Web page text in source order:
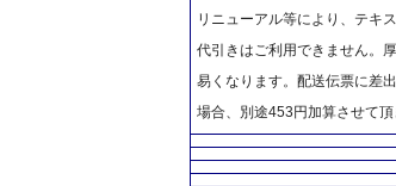
リニューアル等により、テキ
代引きはご利用できません。
易くなります。配送伝票に差
場合、別途453円加算させて頂